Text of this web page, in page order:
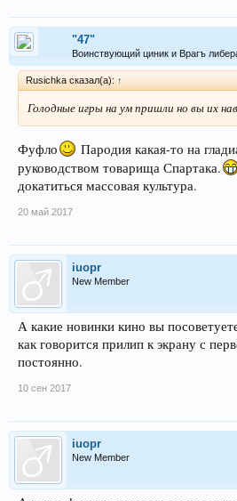
"47"
Воинствующий циник и Врагъ
Rusichka сказал(а): ↑
Голодные игры на ум пришли но вы их
Фуфло
Пародия какая-то на
руководством товарища Спартака.
докатиться массовая культура.
20 май 2017
iuopr
New Member
А какие новинки кино вы
как говорится прилип к экрану с
постоянно.
10 сен 2017
iuopr
New Member